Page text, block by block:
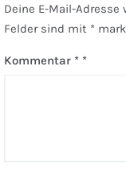
Deine E-Mail-
Felder sind mit *
Kommentar *